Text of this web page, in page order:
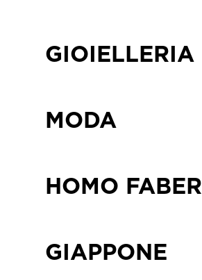
GIOIELLERIA
MODA
HOMO FABER
GIAPPONE